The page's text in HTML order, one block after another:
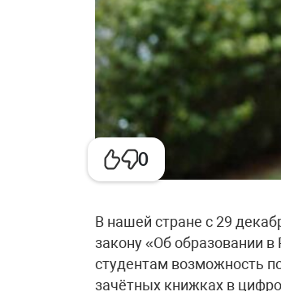
0
В нашей стране с 29
закону «Об образовании
студентам возможность
зачётных книжках в